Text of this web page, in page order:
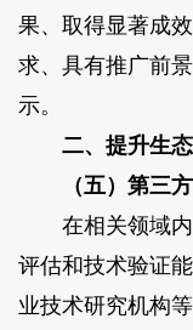
果、取得显著成
求、具有推广前
示。
二、提升生
（五）第三
在相关领域内
评估和技术验证
业技术研究机构